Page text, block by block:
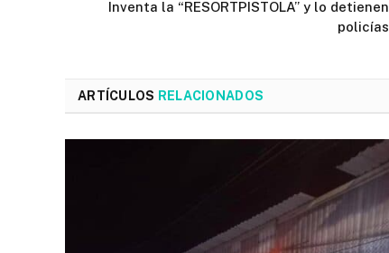
Inventa la “RESORTPISTOLA” y lo detienen
policías
ARTÍCULOS RELACIONADOS